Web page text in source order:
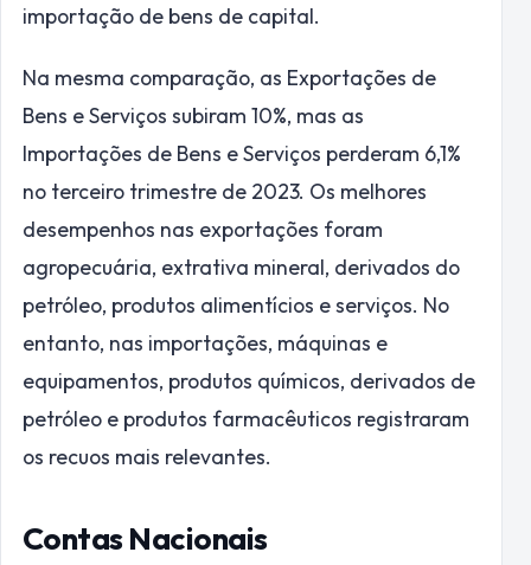
importação de bens de capital.
Na mesma comparação, as Exportações de
Bens e Serviços subiram 10%, mas as
Importações de Bens e Serviços perderam 6,1%
no terceiro trimestre de 2023. Os melhores
desempenhos nas exportações foram
agropecuária, extrativa mineral, derivados do
petróleo, produtos alimentícios e serviços. No
entanto, nas importações, máquinas e
equipamentos, produtos químicos, derivados de
petróleo e produtos farmacêuticos registraram
os recuos mais relevantes.
Contas Nacionais